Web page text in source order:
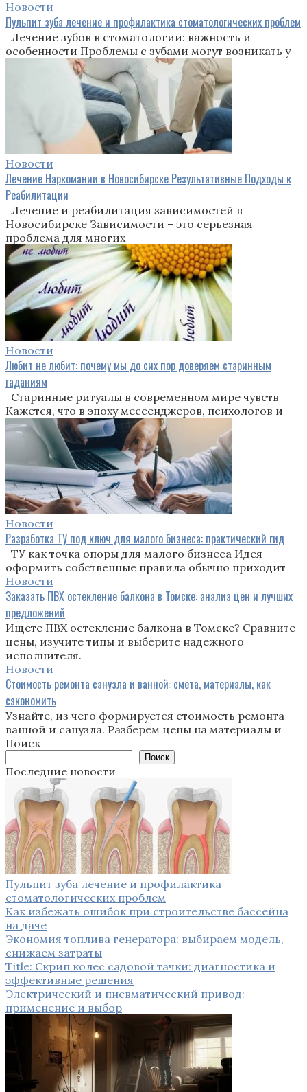
Новости
Пульпит зуба лечение и профилактика стоматологических проблем
Лечение зубов в стоматологии: важность и
особенности Проблемы с зубами могут возникать у
Новости
Лечение Наркомании в Новосибирске Результативные Подходы к
Реабилитации
Лечение и реабилитация зависимостей в
Новосибирске Зависимости – это серьезная
проблема для многих
Новости
Любит не любит: почему мы до сих пор доверяем старинным
гаданиям
Старинные ритуалы в современном мире чувств
Кажется, что в эпоху мессенджеров, психологов и
Новости
Разработка ТУ под ключ для малого бизнеса: практический гид
ТУ как точка опоры для малого бизнеса Идея
оформить собственные правила обычно приходит
Новости
Заказать ПВХ остекление балкона в Томске: анализ цен и лучших
предложений
Ищете ПВХ остекление балкона в Томске? Сравните
цены, изучите типы и выберите надежного
исполнителя.
Новости
Стоимость ремонта санузла и ванной: смета, материалы, как
сэкономить
Узнайте, из чего формируется стоимость ремонта
ванной и санузла. Разберем цены на материалы и
Поиск
Поиск
Последние новости
Пульпит зуба лечение и профилактика
стоматологических проблем
Как избежать ошибок при строительстве бассейна
на даче
Экономия топлива генератора: выбираем модель,
снижаем затраты
Title: Скрип колес садовой тачки: диагностика и
эффективные решения
Электрический и пневматический привод:
применение и выбор